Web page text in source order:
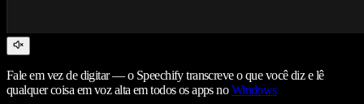
Fale em vez de digitar — o Speechify transcreve o que você diz e lê
qualquer coisa em voz alta em todos os apps noWindows